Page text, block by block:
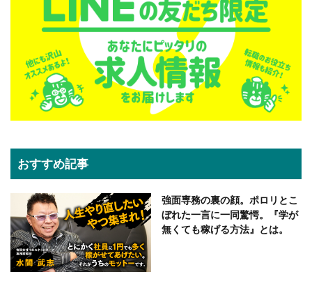
おすすめ記事
強面専務の裏の顔。ポロリとこ
ぼれた一言に一同驚愕。『学が
無くても稼げる方法』とは。